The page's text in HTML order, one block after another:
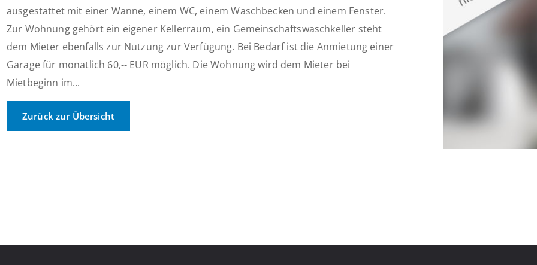
ausgestattet mit einer Wanne, einem WC, einem Waschbecken und einem Fenster.
Zur Wohnung gehört ein eigener Kellerraum, ein Gemeinschaftswaschkeller steht
dem Mieter ebenfalls zur Nutzung zur Verfügung. Bei Bedarf ist die Anmietung einer
Garage für monatlich 60,-- EUR möglich. Die Wohnung wird dem Mieter bei
Mietbeginn im...
Zurück zur Übersicht